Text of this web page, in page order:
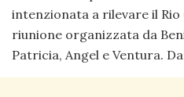
intenzionata a rilevare il Rio
riunione organizzata da
Patricia, Angel e Ventura.